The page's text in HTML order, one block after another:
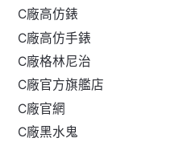
C廠高仿錶
C廠高仿手錶
C廠格林尼治
C廠官方旗艦店
C廠官網
C廠黑水鬼